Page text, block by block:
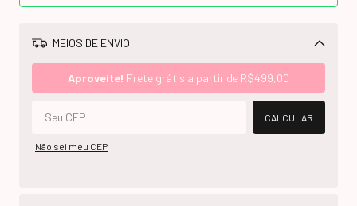
MEIOS DE ENVIO
Aproveite! Frete grátis a partir de R$499,00
CALCULAR
Não sei meu CEP